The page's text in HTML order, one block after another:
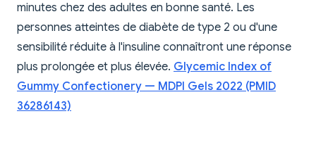
minutes chez des adultes en bonne santé. Les
personnes atteintes de diabète de type 2 ou d'une
sensibilité réduite à l'insuline connaîtront une réponse
plus prolongée et plus élevée. Glycemic Index of
Gummy Confectionery — MDPI Gels 2022 (PMID
36286143)